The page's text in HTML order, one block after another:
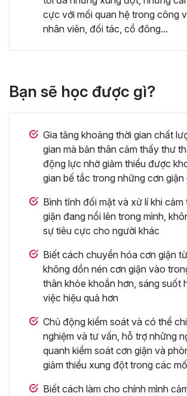
cực với mối quan hệ trong công
nhân viên, đối tác, cổ đông...
Bạn sẽ học được gì?
Gia tăng khoảng thời gian chất
gian mà bản thân cảm thấy thư
động lực nhờ giảm thiểu được
gian bế tắc trong những cơn giận
Bình tĩnh đối mặt và xử lí khi
giận đang nổi lên trong mình,
sự tiêu cực cho người khác
Biết cách chuyển hóa cơn giận
không dồn nén cơn giận vào
thân khỏe khoắn hơn, sáng suốt
việc hiệu quả hơn
Chủ động kiểm soát và có thể
nghiệm và tư vấn, hỗ trợ những
quanh kiểm soát cơn giận và
giảm thiểu xung đột trong các
Biết cách làm cho chính mình